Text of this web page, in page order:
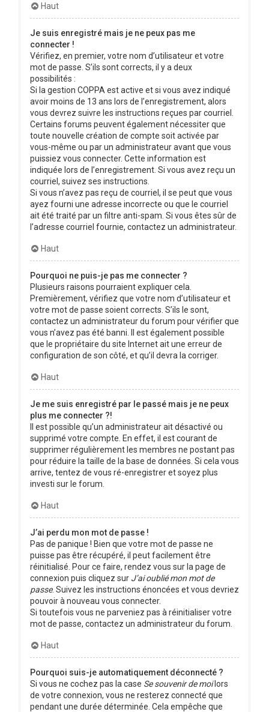
Haut
Je suis enregistré mais je ne peux pas me
connecter !
Vérifiez, en premier, votre nom d’utilisateur et votre
mot de passe. S’ils sont corrects, il y a deux
possibilités :
Si la gestion COPPA est active et si vous avez indiqué
avoir moins de 13 ans lors de l’enregistrement, alors
vous devrez suivre les instructions reçues par courriel.
Certains forums peuvent également nécessiter que
toute nouvelle création de compte soit activée par
vous-même ou par un administrateur avant que vous
puissiez vous connecter. Cette information est
indiquée lors de l’enregistrement. Si vous avez reçu un
courriel, suivez ses instructions.
Si vous n’avez pas reçu de courriel, il se peut que vous
ayez fourni une adresse incorrecte ou que le courriel
ait été traité par un filtre anti-spam. Si vous êtes sûr de
l’adresse courriel fournie, contactez un administrateur.
Haut
Pourquoi ne puis-je pas me connecter ?
Plusieurs raisons pourraient expliquer cela.
Premièrement, vérifiez que votre nom d’utilisateur et
votre mot de passe soient corrects. S’ils le sont,
contactez un administrateur du forum pour vérifier que
vous n’avez pas été banni. Il est également possible
que le propriétaire du site Internet ait une erreur de
configuration de son côté, et qu’il devra la corriger.
Haut
Je me suis enregistré par le passé mais je ne peux
plus me connecter ?!
Il est possible qu’un administrateur ait désactivé ou
supprimé votre compte. En effet, il est courant de
supprimer régulièrement les membres ne postant pas
pour réduire la taille de la base de données. Si cela vous
arrive, tentez de vous ré-enregistrer et soyez plus
investi sur le forum.
Haut
J’ai perdu mon mot de passe !
Pas de panique ! Bien que votre mot de passe ne
puisse pas être récupéré, il peut facilement être
réinitialisé. Pour ce faire, rendez vous sur la page de
connexion puis cliquez sur J’ai oublié mon mot de
passe. Suivez les instructions énoncées et vous devriez
pouvoir à nouveau vous connecter.
Si toutefois vous ne parveniez pas à réinitialiser votre
mot de passe, contactez un administrateur du forum.
Haut
Pourquoi suis-je automatiquement déconnecté ?
Si vous ne cochez pas la case Se souvenir de moilors
de votre connexion, vous ne resterez connecté que
pendant une durée déterminée. Cela empêche que